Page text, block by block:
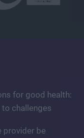
for good health:
challenges
provider be